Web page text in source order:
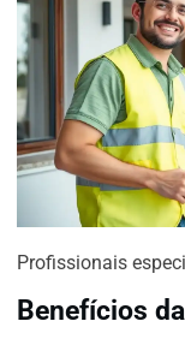
Profissionais
Benefícios